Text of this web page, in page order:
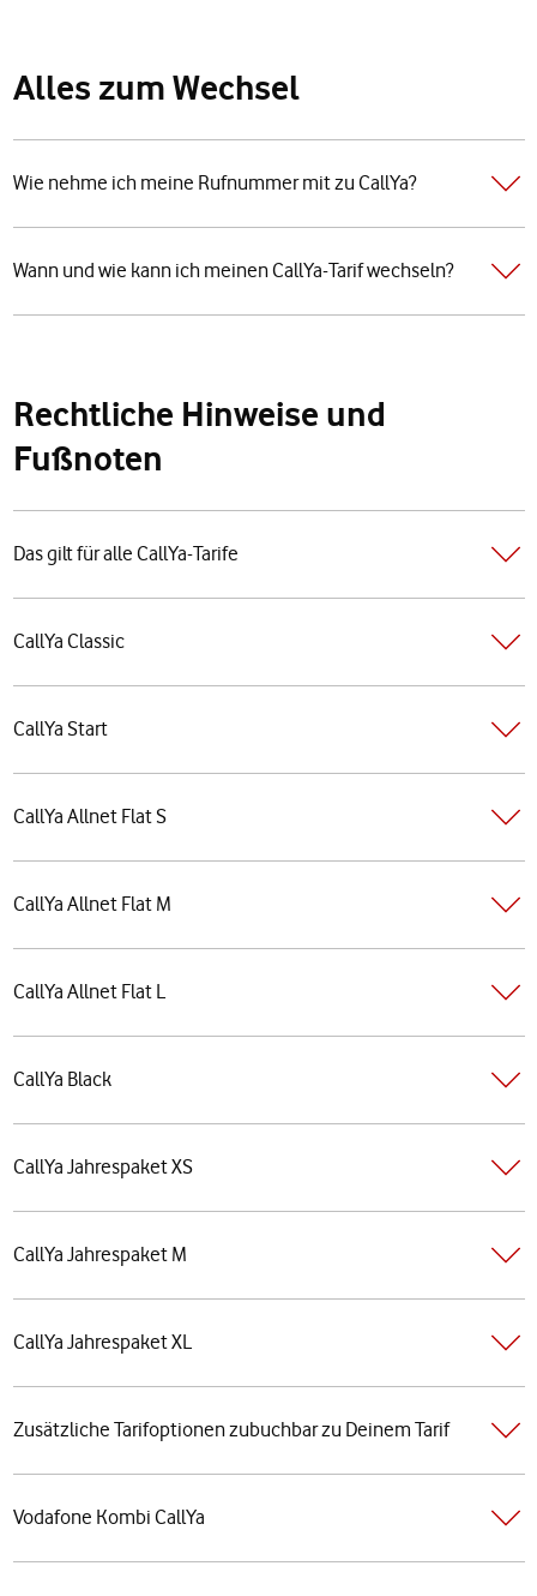
Alles zum Wechsel
Wie nehme ich meine Rufnummer mit zu CallYa?
Wann und wie kann ich meinen CallYa-Tarif wechseln?
Rechtliche Hinweise und
Fußnoten
Das gilt für alle CallYa-Tarife
CallYa Classic
CallYa Start
CallYa Allnet Flat S
CallYa Allnet Flat M
CallYa Allnet Flat L
CallYa Black
CallYa Jahrespaket XS
CallYa Jahrespaket M
CallYa Jahrespaket XL
Zusätzliche Tarifoptionen zubuchbar zu Deinem Tarif
Vodafone Kombi CallYa